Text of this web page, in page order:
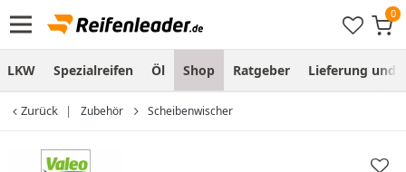
LKW Spezialreifen Öl Shop Ratgeber Lieferung und
Zurück Zubehör Scheibenwischer